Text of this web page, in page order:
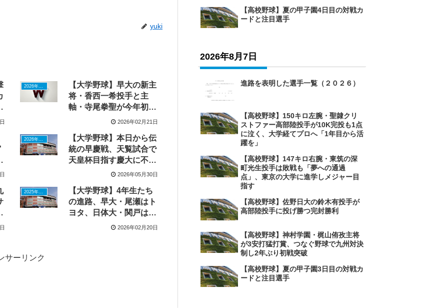
yuki
2026年ドラフトニュース
【大学野球】早大の新主
将・香西一希投手と主
軸・寺尾拳聖が今年初実
2026年02月21日
【大学野球】本日から伝
統の早慶戦、天覧試合で
天皇杯目指す慶大に不振
の早稲田が牙を剥くか
2026年05月30日
2025年ドラフトニュース
【大学野球】4年生たち
の進路、早大・尾瀬はト
ヨタ、日体大・関戸は日
立でプロ再挑戦、法政
2026年02月20日
サーリンク
【高校野球】夏の甲子園4日目の対戦カ
ードと注目選手
2026年8月7日
進路を表明した選手一覧（２０２６）
【高校野球】150キロ左腕・聖隷クリ
ストファー高部陸投手が10K完投も1点
に泣く、大学経てプロへ「1年目から活
躍を」
【高校野球】147キロ右腕・東筑の深
町光生投手は敗戦も「夢への通過
点」、東京の大学に進学しメジャー目
指す
【高校野球】佐野日大の鈴木有投手が
高部陸投手に投げ勝つ完封勝利
【高校野球】神村学園・梶山侑孜主将
が3安打猛打賞、つなぐ野球で九州対決
制し2年ぶり初戦突破
【高校野球】夏の甲子園3日目の対戦カ
ードと注目選手